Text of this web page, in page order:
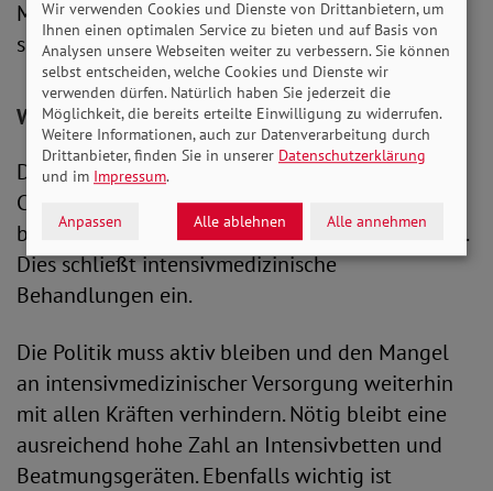
Mediziner*in bleibe für die eigene Entscheidung
selbst verantwortlich.
Was sagt der SoVD?
Der SoVD setzt sich dafür ein, dass alle an
COVID-19 Erkrankten in Deutschland die
bestmögliche medizinische Versorgung erhalten.
Dies schließt intensivmedizinische
Behandlungen ein.
Die Politik muss aktiv bleiben und den Mangel
an intensivmedizinischer Versorgung weiterhin
mit allen Kräften verhindern. Nötig bleibt eine
ausreichend hohe Zahl an Intensivbetten und
Beatmungsgeräten. Ebenfalls wichtig ist
Wir verwenden Cookies und Dienste von Drittanbietern, um
Ihnen einen optimalen Service zu bieten und auf Basis von
Analysen unsere Webseiten weiter zu verbessern. Sie können
selbst entscheiden, welche Cookies und Dienste wir
verwenden dürfen. Natürlich haben Sie jederzeit die
Möglichkeit, die bereits erteilte Einwilligung zu widerrufen.
Weitere Informationen, auch zur Datenverarbeitung durch
Drittanbieter, finden Sie in unserer Datenschutzerklärung
und im Impressum.
Anpassen Alle ablehnen Alle annehmen